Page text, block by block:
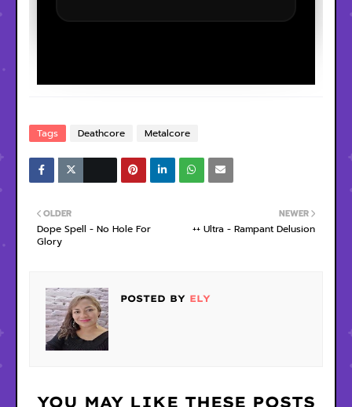
Tags Deathcore Metalcore
NEWER
++ Ultra - Rampant Delusion
OLDER
Dope Spell - No Hole For
Glory
POSTED BY ELY
YOU MAY LIKE THESE POSTS